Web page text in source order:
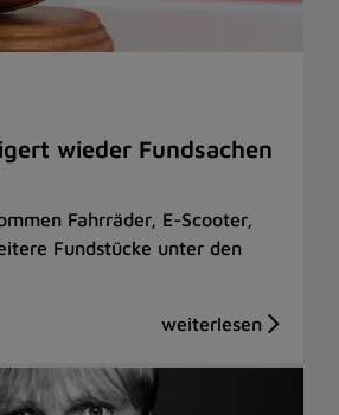
wieder Fundsachen
Fahrräder, E-Scooter,
Fundstücke unter den